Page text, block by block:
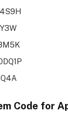
Code for